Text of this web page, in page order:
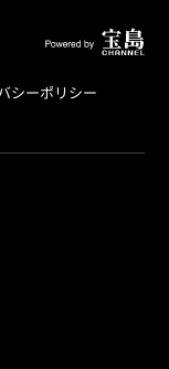
シーポリシー